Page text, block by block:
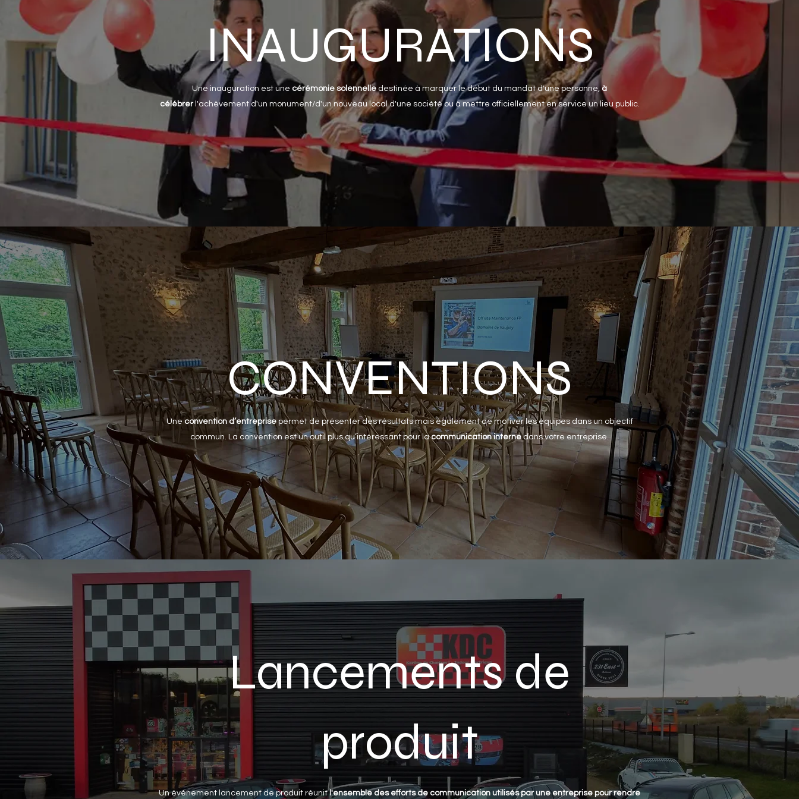
INAUGURATIONS
Une inauguration est une cérémonie solennelle destinée à marquer le début du mandat d'une personne,à
célébrer 'achèvement d'un monument/d'un nouveau local d'une société ou à mettre officiellement en service un lieu public.
CONVENTIONS
Une convention d’entreprisepermet de présenter des résultats mais également de motiver les équipes dans un objectif
commun. La convention est un outil plus qu’intéressant pour lacommunication internedans votre entreprise.
Lancements de
produit
Un événement lancement de produit réunitl'ensemble des efforts de communication utilisés par une entreprise pour rendre